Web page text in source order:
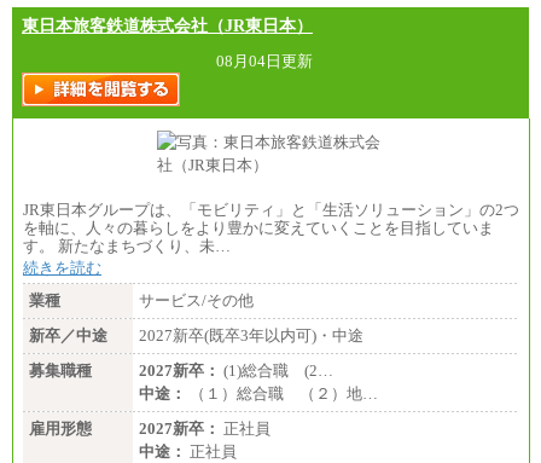
東日本旅客鉄道株式会社（JR東日本）
08月04日更新
JR東日本グループは、「モビリティ」と「生活ソリューション」の2つ
を軸に、人々の暮らしをより豊かに変えていくことを目指していま
す。 新たなまちづくり、未…
続きを読む
業種
サービス/その他
新卒／中途
2027新卒(既卒3年以内可)・中途
募集職種
2027新卒： (1)総合職 (2…
中途：
（１）総合職 （２）地…
雇用形態
2027新卒： 正社員
中途： 正社員